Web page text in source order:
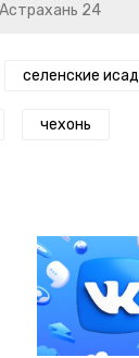
24
селенские
чехонь